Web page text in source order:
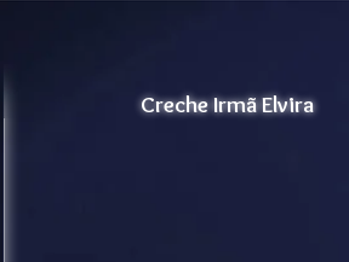
Creche Irmã Elvira